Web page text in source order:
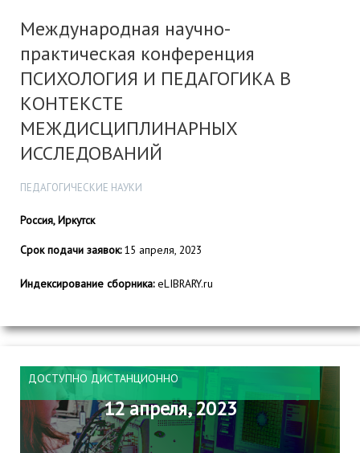
Международная научно-
практическая конференция
ПСИХОЛОГИЯ И ПЕДАГОГИКА В
КОНТЕКСТЕ
МЕЖДИСЦИПЛИНАРНЫХ
ИССЛЕДОВАНИЙ
ПЕДАГОГИЧЕСКИЕ НАУКИ
Россия, Иркутск
Срок подачи заявок:15 апреля, 2023
Индексирование сборника:eLIBRARY.ru
ДОСТУПНО ДИСТАНЦИОННО
12 апреля, 2023